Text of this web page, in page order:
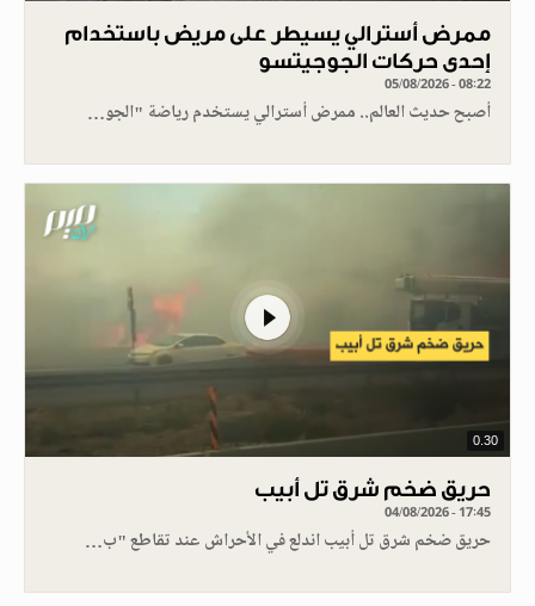
ممرض أسترالي يسيطر على مريض باستخدام
إحدى حركات الجوجيتسو
05/08/2026 - 08:22
أصبح حديث العالم.. ممرض أسترالي يستخدم رياضة "الجو…
0.30
حريق ضخم شرق تل أبيب
04/08/2026 - 17:45
حريق ضخم شرق تل أبيب اندلع في الأحراش عند تقاطع "ب…